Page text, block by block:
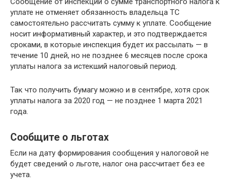
уплате не отменяет обязанность владельца ТС
самостоятельно рассчитать сумму к уплате. Сообщение
носит информативный характер, и это подтверждается
сроками, в которые инспекция будет их рассылать — в
течение 10 дней, но не позднее 6 месяцев после срока
уплаты налога за истекший налоговый период.
Так что получить бумагу можно и в сентябре, хотя срок
уплаты налога за 2020 год — не позднее 1 марта 2021
года.
Сообщите о льготах
Если на дату формирования сообщения у налоговой не
будет сведений о льготе, налог она рассчитает без ее
учета.